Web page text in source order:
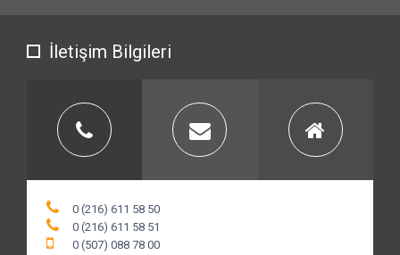
İletişim Bilgileri
0 (216) 611 58 50
0 (216) 611 58 51